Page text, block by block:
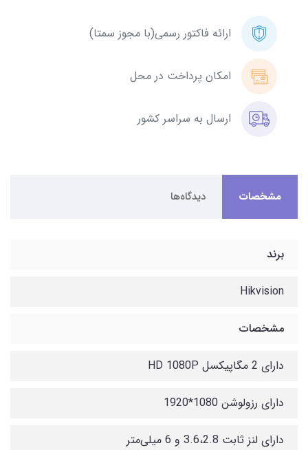
ارائه فاکتور رسمی(با مجوز سمتا)
امکان پرداخت در محل
ارسال به سراسر کشور
مشخصات دیدگاه‌ها
برند
Hikvision
مشخصات
دارای 2 مگاپیکسل HD 1080P
دارای رزولوشن 1080*1920
دارای لنز ثابت 3.6،2.8 و 6 میلی‌متر